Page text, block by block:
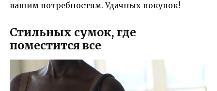
вашим потребностям. Удачных покупок!
Стильных сумок, где
поместится все